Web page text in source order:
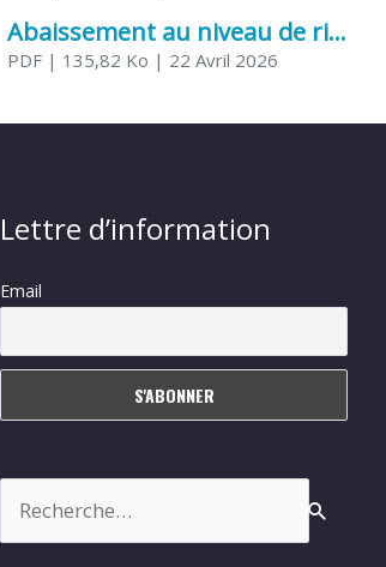
Abaissement au niveau de risque modéré de l’Influenza aviaire
PDF | 135,82 Ko | 22 Avril 2026
Lettre d’information
Email